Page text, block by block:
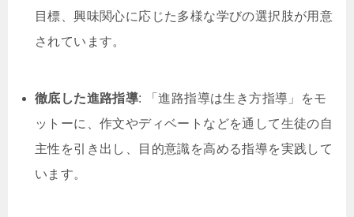
目標、興味関心に応じた多様な学びの選択肢が用意
されています。
徹底した進路指導: 「進路指導は生き方指導」をモ
ットーに、作文やディベートなどを通して生徒の自
主性を引き出し、目的意識を高める指導を実践して
います。